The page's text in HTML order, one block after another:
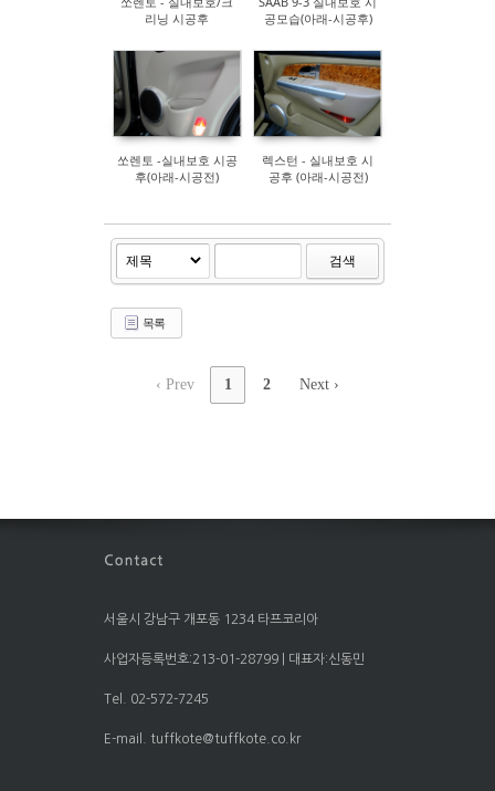
리닝 시공후
공모습(아래-시공후)
쏘렌토 -실내보호 시공
후(아래-시공전)
렉스턴 - 실내보호 시
공후 (아래-시공전)
검색
목록
‹ Prev 1 2 Next ›
서울시 강남구 개포동 1234 타프코리아
사업자등록번호:213-01-28799 | 대표자:신동민
Tel. 02-572-7245
E-mail. tuffkote@tuffkote.co.kr